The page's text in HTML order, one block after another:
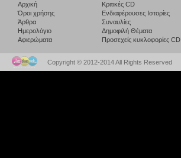
Αρχική
Όροι χρήσης
Άρθρα
Ημερολόγιο
Αφιερώματα
Κριτικές CD
Ενδιαφέρουσες Ιστορίες
Συναυλίες
Δημοφιλή Θέματα
Προσεχείς κυκλοφορίες CD
Copyright © 2012-2014 All Rights Reserved